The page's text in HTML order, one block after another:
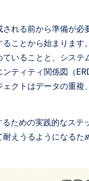
れる前から準備が必
ことから始まります
いることと、システ
ティティ関係図（
クトはデータの重複
ための実践的なステ
えうるようになるた